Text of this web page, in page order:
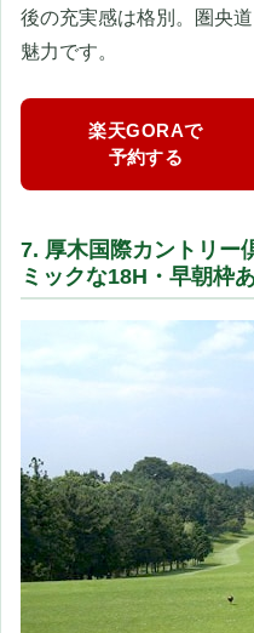
後の充実感は格別。圏央
魅力です。
楽天GORAで
予約する
7. 厚木国際カントリー
ミックな18H・早朝枠